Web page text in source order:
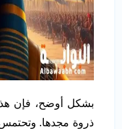
بشكل أوضح، فإن
ذروة مجدها. وتحتمس